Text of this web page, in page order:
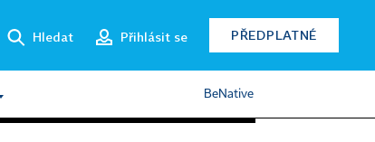
Hledat Přihlásit se PŘEDPLATNÉ
BeNative